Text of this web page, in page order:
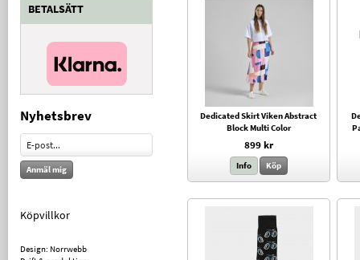
BETALSÄTT
Nyhetsbrev
Anmäl mig
Köpvillkor
Design: Norrwebb
Dedicated Skirt Viken Abstract
Block Multi Color
899 kr
Info Köp